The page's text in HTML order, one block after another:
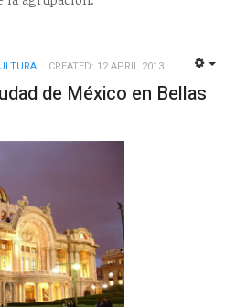
CREATED: 12 APRIL 2013
de México en Bellas